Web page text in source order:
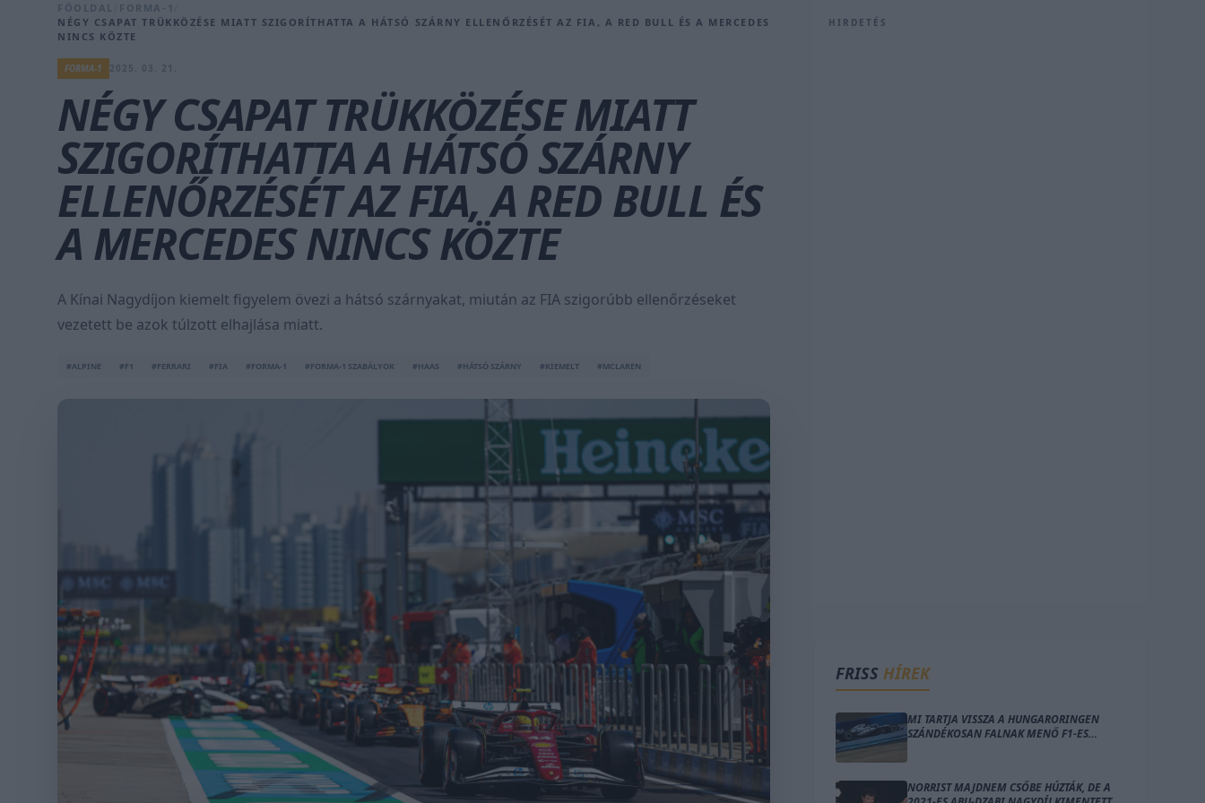
FŐOLDAL FORMA-1
NÉGY CSAPAT TRÜKKÖZÉSE MIATT SZIGORÍTHATTA A HÁTSÓ SZÁRNY ELLENŐRZÉSÉT AZ FIA, A RED BULL ÉS A MERCEDES
NINCS KÖZTE
FORMA-1
NÉGY CSAPAT TRÜKKÖZÉSE MIATT
SZIGORÍTHATTA A HÁTSÓ SZÁRNY
ELLENŐRZÉSÉT AZ FIA, A RED BULL ÉS
A MERCEDES NINCS KÖZTE
A Kínai Nagydíjon kiemelt figyelem övezi a hátsó szárnyakat, miután az FIA szigorúbb ellenőrzéseket
vezetett be azok túlzott elhajlása miatt.
#ALPINE #F1 #FERRARI #FIA #FORMA-1 #FORMA-1 SZABÁLYOK #HAAS #HÁTSÓ SZÁRNY #KIEMELT #MCLAREN
HIRDETÉS
FRISS HÍREK
MI TARTJA VISSZA A HUNGARORINGEN
SZÁNDÉKOSAN FALNAK MENŐ F1-ES
NORRIST MAJDNEM CSŐBE HÚZTÁK, DE A